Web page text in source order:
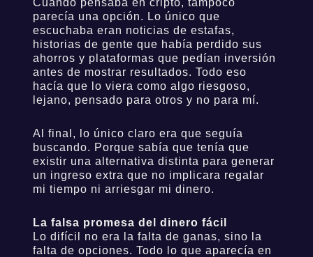
parecía una opción. Lo único que
escuchaba eran noticias de estafas,
historias de gente que había perdido sus
ahorros y plataformas que pedían inversión
antes de mostrar resultados. Todo eso
hacía que lo viera como algo riesgoso,
lejano, pensado para otros y no para mí.
Al final, lo único claro era que seguía
buscando. Porque sabía que tenía que
existir una alternativa distinta para generar
un ingreso extra que no implicara regalar
mi tiempo ni arriesgar mi dinero.
La falsa promesa del dinero fácil
Lo difícil no era la falta de ganas, sino la
falta de opciones. Todo lo que aparecía en